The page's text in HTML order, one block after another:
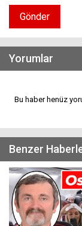
Gönder
Yorumlar
Bu haber henüz
Benzer